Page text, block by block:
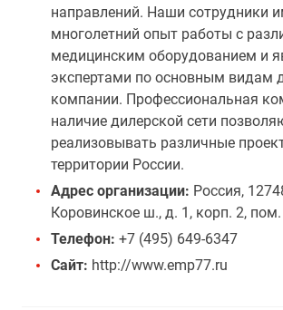
направлений. Наши сотрудники
многолетний опыт работы с
медицинским оборудованием и
экспертами по основным видам
компании. Профессиональная
наличие дилерской сети
реализовывать различные
территории России.
Адрес организации: Россия,
Коровинское ш., д. 1, корп. 2,
Телефон: +7 (495) 649-6347
Сайт: http://www.emp77.ru